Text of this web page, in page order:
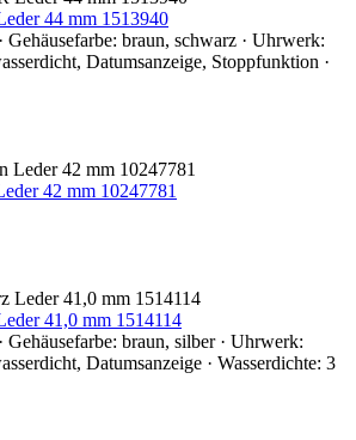
44 mm 1513940
Gehäusefarbe: braun, schwarz · Uhrwerk:
Datumsanzeige, Stoppfunktion ·
42 mm 10247781
41,0 mm 1514114
Gehäusefarbe: braun, silber · Uhrwerk:
Datumsanzeige · Wasserdichte: 3